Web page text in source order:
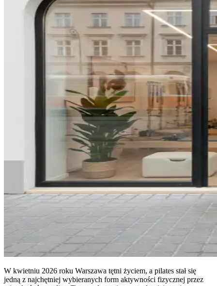
W kwietniu 2026 roku Warszawa tętni życiem, a pilates stał się
jedną z najchętniej wybieranych form aktywności fizycznej przez